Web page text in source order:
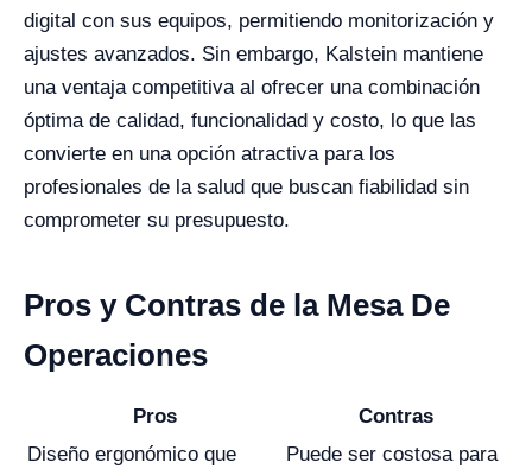
digital con sus equipos, permitiendo monitorización y
ajustes avanzados. Sin embargo, Kalstein mantiene
una ventaja competitiva al ofrecer una combinación
óptima de calidad, funcionalidad y costo, lo que las
convierte en una opción atractiva para los
profesionales de la salud que buscan fiabilidad sin
comprometer su presupuesto.
Pros y Contras de la Mesa De
Operaciones
Pros
Contras
Diseño ergonómico que
Puede ser costosa para